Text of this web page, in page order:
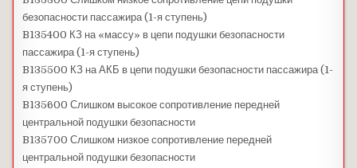
безопасности пассажира (1-я ступень)
B135400 КЗ на «массу» в цепи подушки безопасности
пассажира (1-я ступень)
B135500 КЗ на АКБ в цепи подушки безопасности пассажира (1-
я ступень)
B135600 Слишком высокое сопротивление передней
центральной подушки безопасности
B135700 Слишком низкое сопротивление передней
центральной подушки безопасности